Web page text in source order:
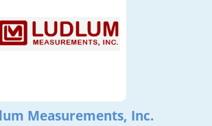
Measurements, Inc.